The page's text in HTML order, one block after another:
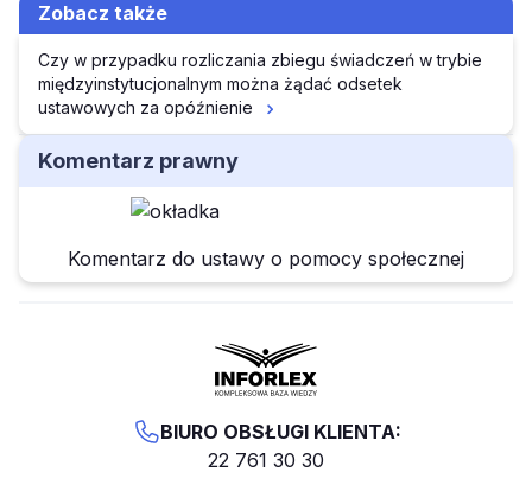
Zobacz także
Czy w przypadku rozliczania zbiegu świadczeń w trybie
międzyinstytucjonalnym można żądać odsetek
ustawowych za opóźnienie
Komentarz prawny
Komentarz do ustawy o pomocy społecznej
BIURO OBSŁUGI KLIENTA:
22 761 30 30